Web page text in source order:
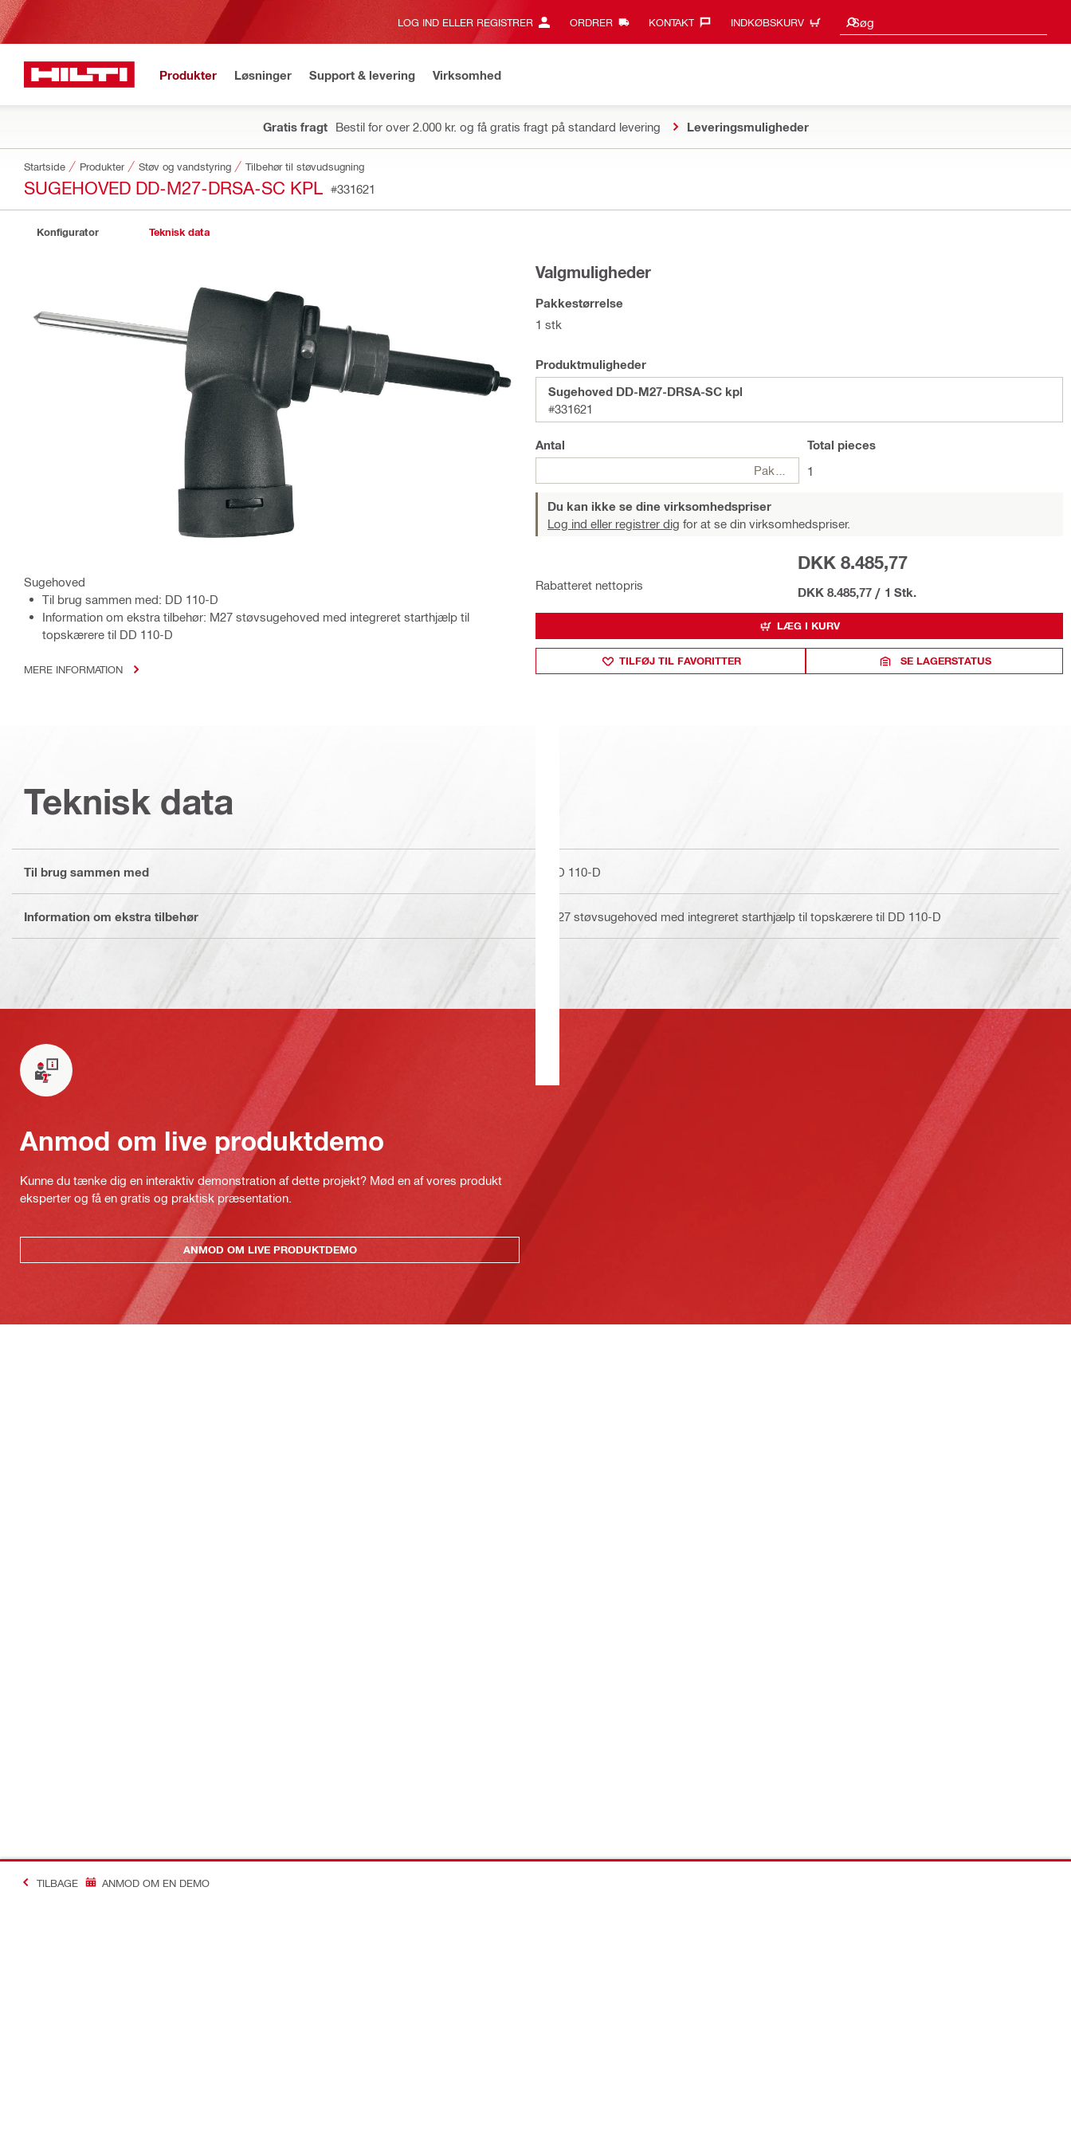
LOG IND ELLER REGISTRER ORDRER KONTAKT‎ INDKØBSKURV Søg
Søgeresultater
Produkter Løsninger Support & levering Virksomhed
Gratis fragt Bestil for over 2.000 kr. og få gratis fragt på standard levering Leveringsmuligheder
Startside Produkter Støv og vandstyring Tilbehør til støvudsugning
SUGEHOVED DD-M27-DRSA-SC KPL #331621
Konfigurator Teknisk data
Sugehoved
Til brug sammen med: DD 110-D
Information om ekstra tilbehør: M27 støvsugehoved med integreret starthjælp til
topskærere til DD 110-D
MERE INFORMATION
Valgmuligheder
Pakkestørrelse
1 stk
Produktmuligheder
Sugehoved DD-M27-DRSA-SC kpl
#331621
Antal
Pakker
Total pieces
1
Du kan ikke se dine virksomhedspriser
Log ind eller registrer dig for at se din virksomhedspriser.
Rabatteret nettopris
DKK 8.485,77
DKK 8.485,77 / 1 Stk.
LÆG I KURV
TILFØJ TIL FAVORITTER SE LAGERSTATUS
Teknisk data
Til brug sammen med DD 110-D
Information om ekstra tilbehør M27 støvsugehoved med integreret starthjælp til topskærere til DD 110-D
Anmod om live produktdemo
Kunne du tænke dig en interaktiv demonstration af dette projekt? Mød en af vores produkt
eksperter og få en gratis og praktisk præsentation.
ANMOD OM LIVE PRODUKTDEMO
TILBAGE ANMOD OM EN DEMO